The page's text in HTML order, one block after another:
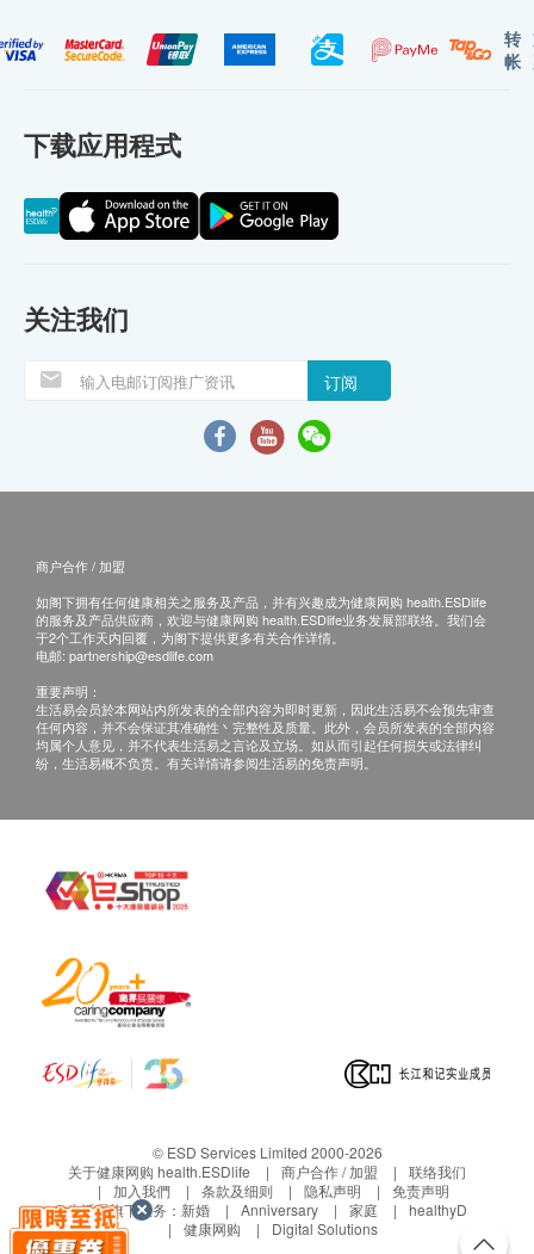
转
帐
下载应用程式
关注我们
订阅
商户合作 / 加盟
如阁下拥有任何健康相关之服务及产品，并有兴趣成为健康网购 health.ESDlife
的服务及产品供应商，欢迎与健康网购 health.ESDlife业务发展部联络。我们会
于2个工作天内回覆，为阁下提供更多有关合作详情。
电邮: partnership@esdlife.com
重要声明：
生活易会员於本网站内所发表的全部内容为即时更新，因此生活易不会预先审查
任何内容，并不会保证其准确性丶完整性及质量。此外，会员所发表的全部内容
均属个人意见，并不代表生活易之言论及立场。如从而引起任何损失或法律纠
纷，生活易概不负责。有关详情请参阅生活易的免责声明。
© ESD Services Limited 2000-2026
关于健康网购 health.ESDlife
商户合作 / 加盟
联络我们
加入我們
条款及细则 隐私声明
免责声明
生活易旗下业务： 新婚 Anniversary 家庭
healthyD
健康网购
Digital Solutions